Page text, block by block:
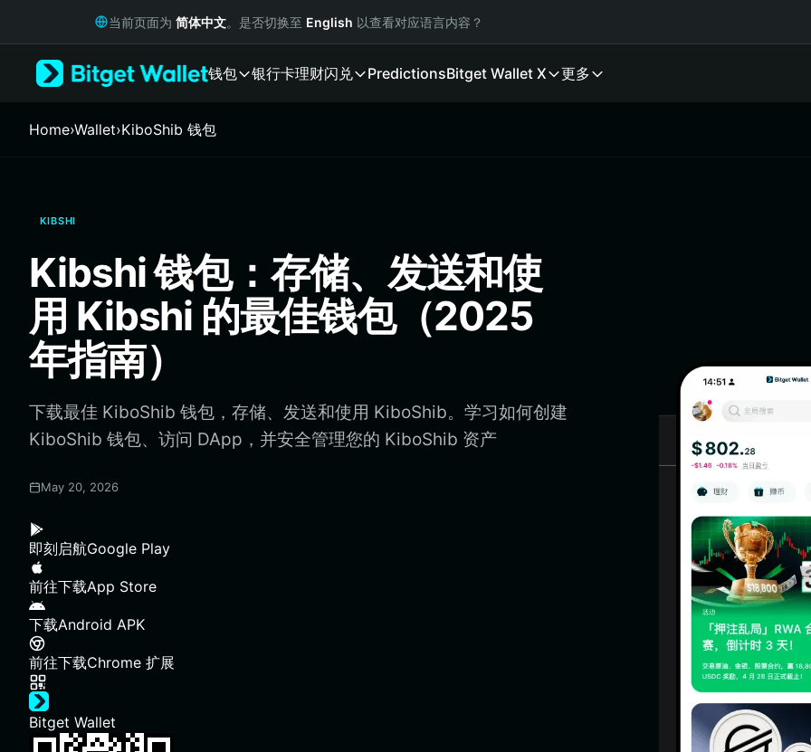
Русский
Italiano
繁體中文
Bahasa Indonesia
ภาษาไทย
Español
Português (Brasil)
Español (Argentina)
当前页面为 简体中文。是否切换至 English 以查看对应语言内容？
钱包 银行卡理财闪兑 PredictionsBitget Wallet X 更多
Home›Wallet›KiboShib 钱包
KIBSHI
Kibshi 钱包：存储、发送和使
用 Kibshi 的最佳钱包（2025
年指南）
下载最佳 KiboShib 钱包，存储、发送和使用 KiboShib。学习如何创建
KiboShib 钱包、访问 DApp，并安全管理您的 KiboShib 资产
May 20, 2026
即刻启航Google Play
前往下载App Store
下载Android APK
前往下载Chrome 扩展
Bitget Wallet